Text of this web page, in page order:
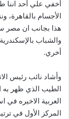
أخفي علي أحد اننا
الأجسام بالقاهرة،
هذا بجانب ان مصر
والشباب
أخري.
وأشاد نائب رئيس
الطيب الذي ظهر به
العربية الاخيره